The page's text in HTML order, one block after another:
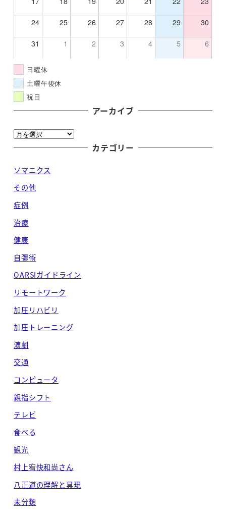
24 25 26 27 28 29 30
31 1 2 3 4 5 6
日曜休
土曜午後休
祝日
アーカイブ
ア
ー
イ
ブ
カテゴリー
ソマニクス
その他
症例
治療
健康
自彊術
OARSIガイドライン
リモートワーク
加圧リハビリ
加圧トレーニング
演劇
交通
コンピュータ
親指シフト
テレビ
食べる
観光
村上宥快和尚さん
八正道の理解と具現
未分類